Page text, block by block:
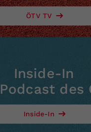
ÖTV TV
Inside-In
des
Inside-In